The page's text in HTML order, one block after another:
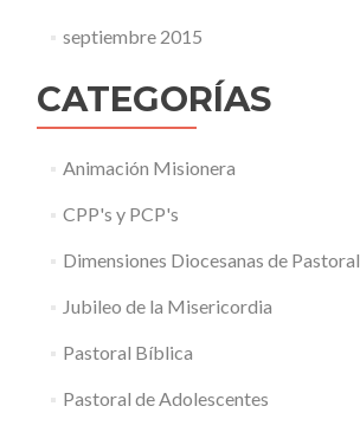
septiembre 2015
CATEGORÍAS
Animación Misionera
CPP's y PCP's
Dimensiones Diocesanas de Pastoral
Jubileo de la Misericordia
Pastoral Bíblica
Pastoral de Adolescentes